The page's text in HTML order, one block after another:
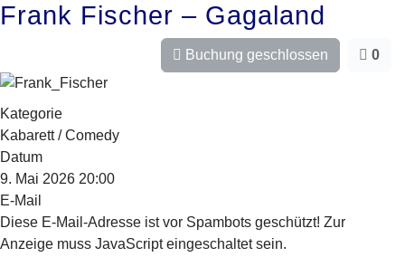
Frank Fischer – Gagaland
Buchung geschlossen 0
Kategorie
Kabarett / Comedy
Datum
9. Mai 2026 20:00
E-Mail
Diese E-Mail-Adresse ist vor Spambots geschützt! Zur
Anzeige muss JavaScript eingeschaltet sein.